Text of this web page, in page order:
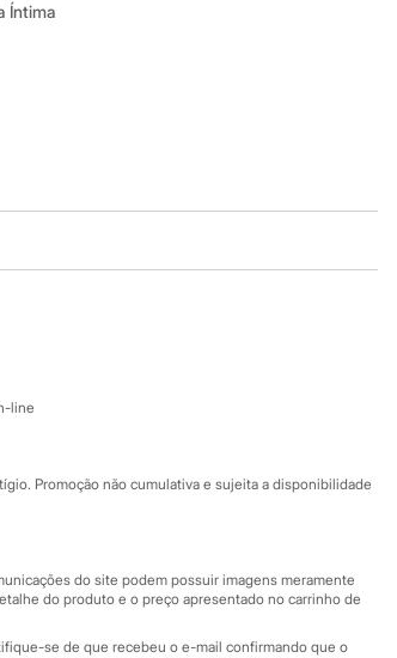
Íntima
Atendimento
Fale conosco
Central de ética
Eventos
line
Promoção não cumulativa e sujeita a disponibilidade
do site podem possuir imagens meramente
do produto e o preço apresentado no carrinho de
se de que recebeu o e-mail confirmando que o